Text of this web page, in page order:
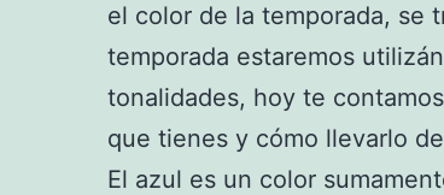
el color de la temporada, se
temporada estaremos
tonalidades, hoy te
que tienes y cómo llevarlo
El azul es un color